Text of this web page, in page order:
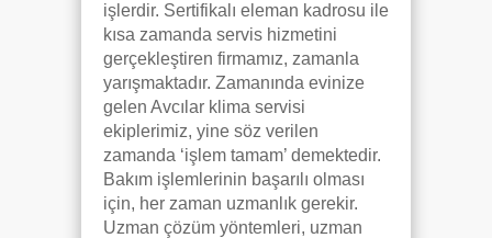
işlerdir. Sertifikalı eleman kadrosu ile
kısa zamanda servis hizmetini
gerçekleştiren firmamız, zamanla
yarışmaktadır. Zamanında evinize
gelen Avcılar klima servisi
ekiplerimiz, yine söz verilen
zamanda ‘işlem tamam’ demektedir.
Bakım işlemlerinin başarılı olması
için, her zaman uzmanlık gerekir.
Uzman çözüm yöntemleri, uzman